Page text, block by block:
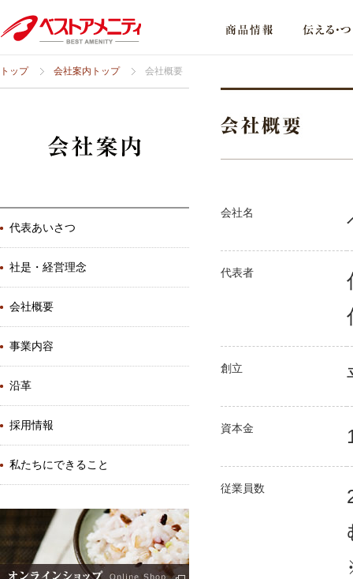
トップ 会社案内トップ 会社概要
会社名
代表者
創立
資本金
従業員数
代表あいさつ
社是・経営理念
会社概要
事業内容
沿革
採用情報
私たちにできること